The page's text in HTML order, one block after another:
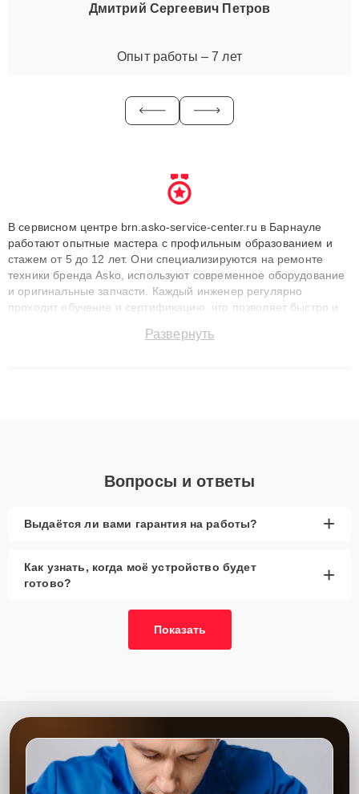
Дмитрий Сергеевич Петров
Опыт работы – 7 лет
В сервисном центре brn.asko-service-center.ru в Барнауле
работают опытные мастера с профильным образованием и
стажем от 5 до 12 лет. Они специализируются на ремонте
техники бренда Asko, используют современное оборудование
и оригинальные запчасти. Каждый инженер регулярно
проходит обучение и сертификацию, что позволяет быстро и
сохранением гарантии до 3 лет. Наши мастера решают
Развернуть
Вопросы и ответы
Выдаётся ли вами гарантия на работы? +
Как узнать, когда моё устройство будет
готово?
+
Показать